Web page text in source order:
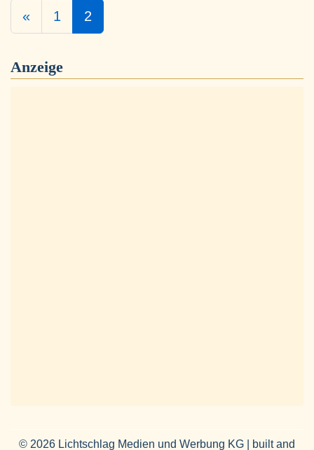
« 1 2
Anzeige
© 2026 Lichtschlag Medien und Werbung KG | built and